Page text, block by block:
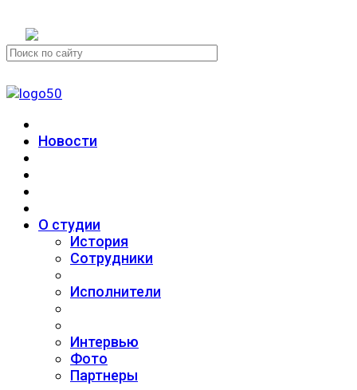
Новости
О студии
История
Сотрудники
Исполнители
Интервью
Фото
Партнеры